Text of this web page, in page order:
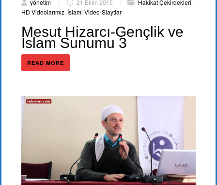
yönetim / 21 Ekim 2015 / Hakikat Çekirdekleri,
HD Videolarımız, İslami Video-Slaytlar
Mesut Hizarcı-Gençlik ve
İslam Sunumu 3
READ MORE